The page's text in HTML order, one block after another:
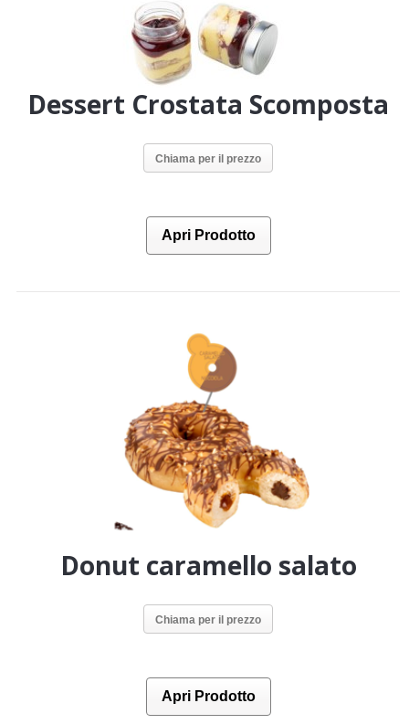
Dessert Crostata Scomposta
Chiama per il prezzo
Apri Prodotto
Donut caramello salato
Chiama per il prezzo
Apri Prodotto